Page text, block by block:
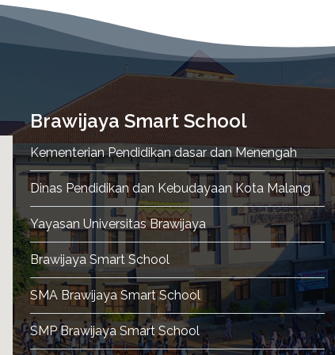
Brawijaya Smart School
Kementerian Pendidikan dasar dan Menengah
Dinas Pendidikan dan Kebudayaan Kota Malang
Yayasan Universitas Brawijaya
Brawijaya Smart School
SMA Brawijaya Smart School
SMP Brawijaya Smart School